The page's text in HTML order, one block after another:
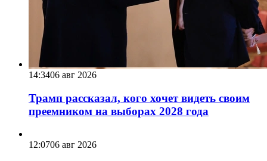
14:3406 авг 2026
Трамп рассказал, кого хочет видеть своим
преемником на выборах 2028 года
12:0706 авг 2026